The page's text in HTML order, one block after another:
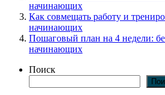
начинающих
Как совмещать работу и
начинающих
Пошаговый план на 4 недели:
начинающих
Поиск